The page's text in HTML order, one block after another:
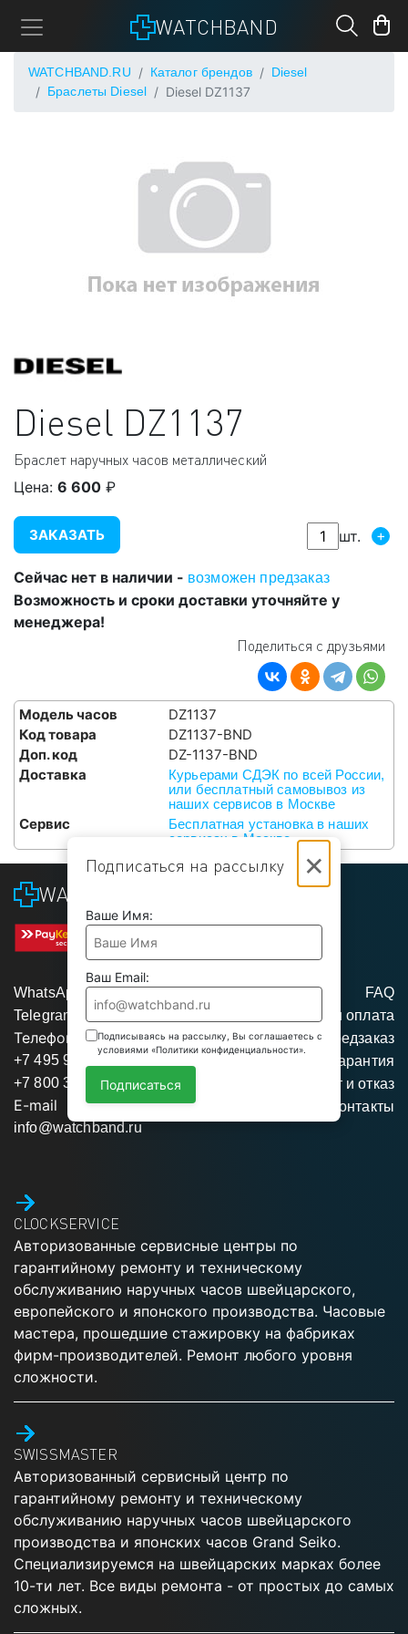
×
Подписаться на рассылку
Ваше Имя:
Ваш Email:
Подписываясь на рассылку, Вы соглашаетесь с
условиями «Политики конфиденциальности».
Подписаться
WATCHBAND
WATCHBAND.RU Каталог брендов
Diesel
Браслеты Diesel
Diesel DZ1137
Diesel DZ1137
Браслет наручных часов металлический
Цена: 6 600 ₽
ЗАКАЗАТЬ шт. +
Сейчас нет в наличии - возможен предзаказ
Возможность и сроки доставки уточняйте у
менеджера!
Поделиться с друзьями
Модель часов
DZ1137
Код товара
DZ1137-BND
Доп. код
DZ-1137-BND
Доставка
Курьерами СДЭК по всей России,
или бесплатный самовывоз из
наших сервисов в Москве
Сервис
Бесплатная установка в наших
сервисах в Москве
WATCHBAND
WhatsApp
Telegram
Телефоны
+7 495 975 95 35
+7 800 350 34 04
E-mail
info@watchband.ru
FAQ
Доставка и оплата
Предзаказ
Гарантия
Возврат и отказ
Контакты
CLOCKSERVICE
Авторизованные сервисные центры по
гарантийному ремонту и техническому
обслуживанию наручных часов швейцарского,
европейского и японского производства. Часовые
мастера, прошедшие стажировку на фабриках
фирм-производителей. Ремонт любого уровня
сложности.
SWISSMASTER
Авторизованный сервисный центр по
гарантийному ремонту и техническому
обслуживанию наручных часов швейцарского
производства и японских часов Grand Seiko.
Специализируемся на швейцарских марках более
10-ти лет. Все виды ремонта - от простых до самых
сложных.